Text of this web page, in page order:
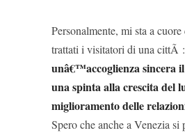
Personalmente, mi sta a
trattati i visitatori di una cittÃ :
unâ€™accoglienza sincera
una spinta alla crescita del
miglioramento delle
Spero che anche a Venezia si